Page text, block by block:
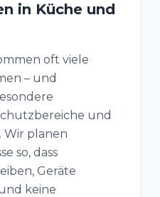
in Küche und
oft viele
– und
und
Wir planen
so, dass
Geräte
keine